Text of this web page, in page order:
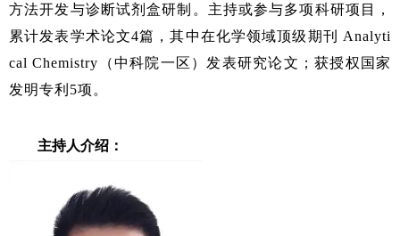
方法开发与诊断试剂盒研制。主持或参与多项科研项目，
累计发表学术论文4篇，其中在化学领域顶级期刊 Analyti
cal Chemistry（中科院一区）发表研究论文；获授权国家
发明专利5项。
主持人介绍：